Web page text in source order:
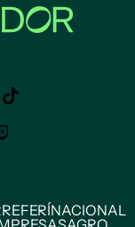
REFERÍNACIONAL